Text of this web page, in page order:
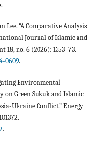
Lee. “A Comparative Analysis
Journal of Islamic and
18, no. 6 (2026): 1353–73.
0609.
Environmental
on Green Sukuk and Islamic
Ukraine Conflict.” Energy
.